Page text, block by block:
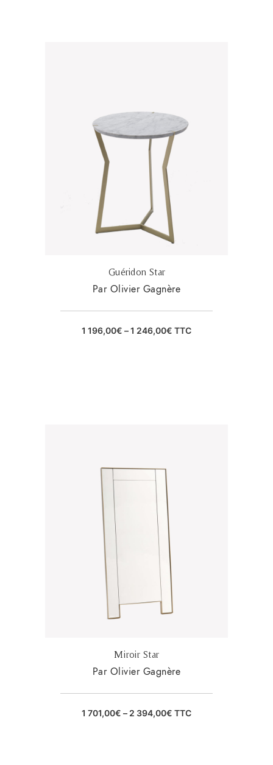
Guéridon Star
Par Olivier Gagnère
1 196,00€ –1 246,00€ TTC
Miroir Star
Par Olivier Gagnère
1 701,00€ – 2 394,00€ TTC